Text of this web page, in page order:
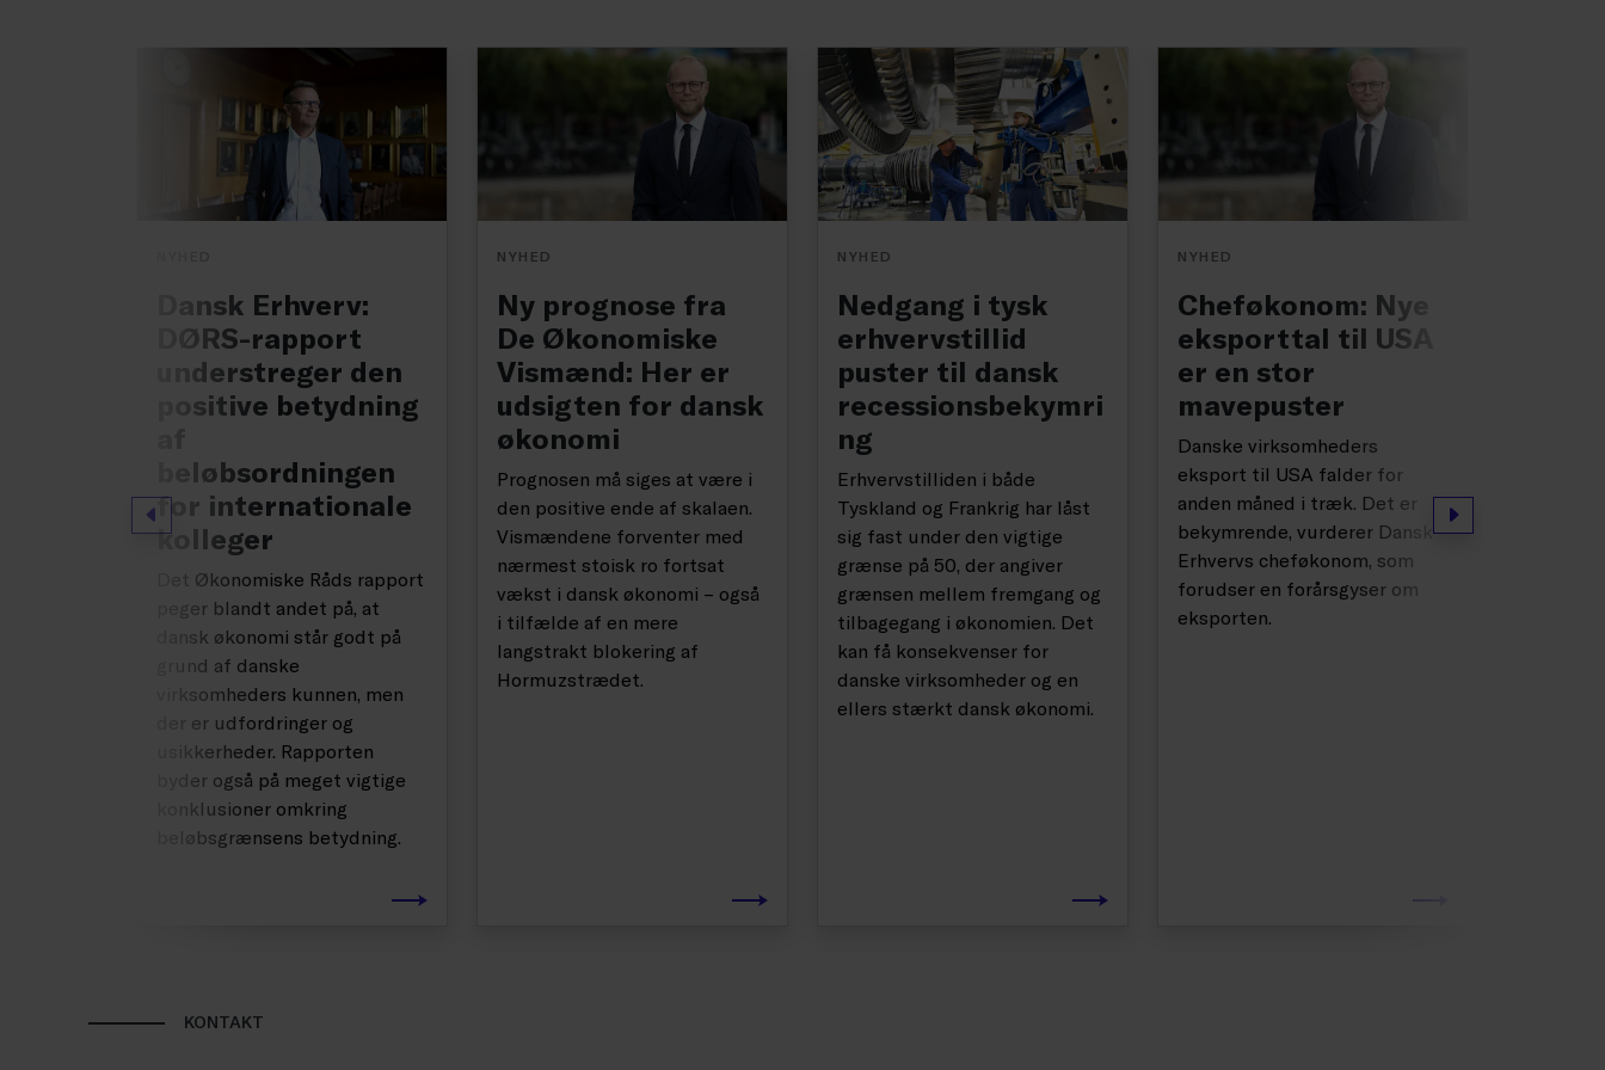
Forrige Næste
Dansk Erhverv:
DØRS-rapport
understreger den
positive betydning
beløbsordningen
for internationale
kolleger
Det Økonomiske Råds rapport
peger blandt andet på, at
dansk økonomi står godt på
grund af danske
virksomheders kunnen, men
der er udfordringer og
usikkerheder. Rapporten
byder også på meget vigtige
konklusioner omkring
beløbsgrænsens betydning.
NYHED
Ny prognose fra
De Økonomiske
Vismænd: Her er
udsigten for dansk
økonomi
Prognosen må siges at være i
den positive ende af skalaen.
Vismændene forventer med
nærmest stoisk ro fortsat
vækst i dansk økonomi – også
i tilfælde af en mere
langstrakt blokering af
Hormuzstrædet.
NYHED
Nedgang i tysk
erhvervstillid
puster til dansk
recessionsbekymri
ng
Erhvervstilliden i både
Tyskland og Frankrig har låst
sig fast under den vigtige
grænse på 50, der angiver
grænsen mellem fremgang og
tilbagegang i økonomien. Det
kan få konsekvenser for
danske virksomheder og en
ellers stærkt dansk økonomi.
NYHED
Cheføkonom: Nye
eksporttal til USA
er en stor
mavepuster
Danske virksomheders
eksport til USA falder for
anden måned i træk. Det er
bekymrende, vurderer Dansk
Erhvervs cheføkonom, som
forudser en forårsgyser om
eksporten.
KONTAKT